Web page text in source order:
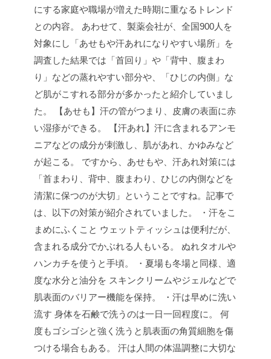
にする家庭や職場が増えた時期に重なるトレンド
との内容。
あわせて、製薬会社が、全国900人を
対象にし「あせもや汗あれになりやすい場所」を
調査した結果では「首回り」や「背中、腹まわ
り」などの蒸れやすい部分や、「ひじの内側」な
ど肌がこすれる部分が多かったと紹介していまし
た。
【あせも】汗の管がつまり、皮膚の表面に赤
い湿疹ができる。
【汗あれ】汗に含まれるアンモ
ニアなどの成分が刺激し、肌があれ、かゆみなど
が起こる。
ですから、あせもや、汗あれ対策には
「首まわり、背中、腹まわり、ひじの内側などを
清潔に保つのが大切」ということですね。記事で
は、以下の対策が紹介されていました。
・汗をこ
まめにふくこと ウェットティッシュは便利だが、
含まれる成分でかぶれる人もいる。
ぬれタオルや
ハンカチを使うと手頃。
・夏場も冬場と同様、適
度な水分と油分を スキンクリームやジェルなどで
肌表面のバリアー機能を保持。
・汗は早めに洗い
流す 身体を石鹸で洗うのは一日一回程度に。
何
度もゴシゴシと強く洗うと肌表面の角質細胞を傷
つける場合もある。
汗は人間の体温調整に大切な